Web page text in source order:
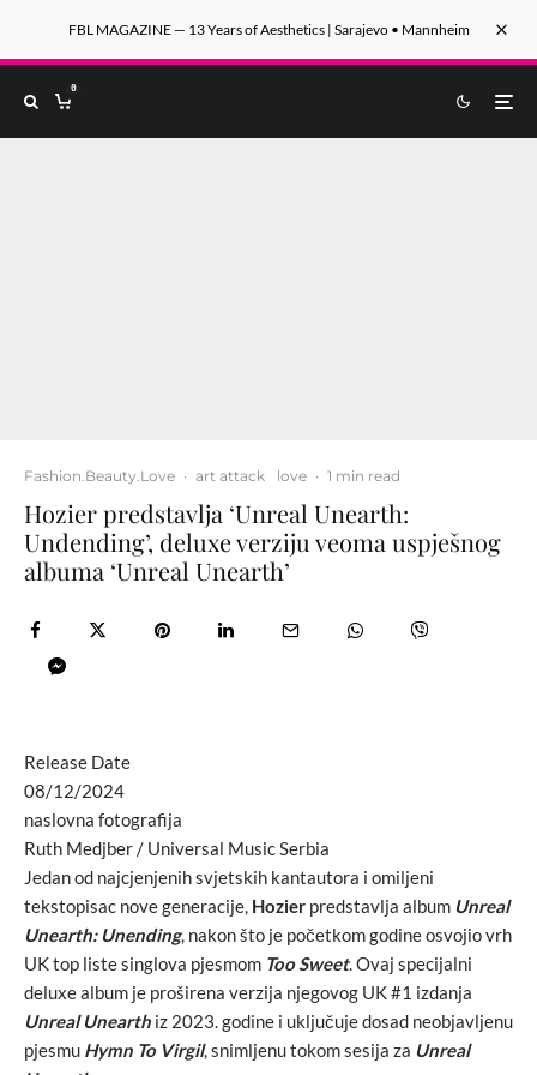
FBL MAGAZINE — 13 Years of Aesthetics | Sarajevo • Mannheim
0
Fashion.Beauty.Love · art attack love · 1 min read
Hozier predstavlja ‘Unreal Unearth:
Undending’, deluxe verziju veoma uspješnog
albuma ‘Unreal Unearth’
Release Date
08/12/2024
naslovna fotografija
Ruth Medjber / Universal Music Serbia
Jedan od najcjenjenih svjetskih kantautora i omiljeni
tekstopisac nove generacije, Hozier predstavlja album Unreal
Unearth: Unending, nakon što je početkom godine osvojio vrh
UK top liste singlova pjesmom Too Sweet. Ovaj specijalni
deluxe album je proširena verzija njegovog UK #1 izdanja
Unreal Unearth iz 2023. godine i uključuje dosad neobjavljenu
pjesmu Hymn To Virgil, snimljenu tokom sesija za Unreal